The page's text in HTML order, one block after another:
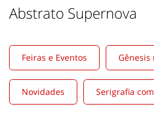
Abstrato Supernova
Feiras e Eventos Gênesis
Novidades Serigrafia